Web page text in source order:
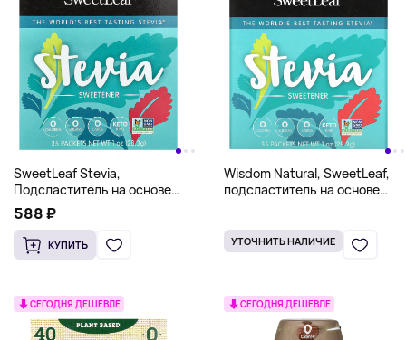
SweetLeaf Stevia,
Подсластитель на основе
стевии, 35 пакетиков, 28,3 г
(1 унция)
588 ₽
КУПИТЬ
Wisdom Natural, SweetLeaf,
подсластитель на основе
УТОЧНИТЬ НАЛИЧИЕ
СЕГОДНЯ ДЕШЕВЛЕ СЕГОДНЯ ДЕШЕВЛЕ